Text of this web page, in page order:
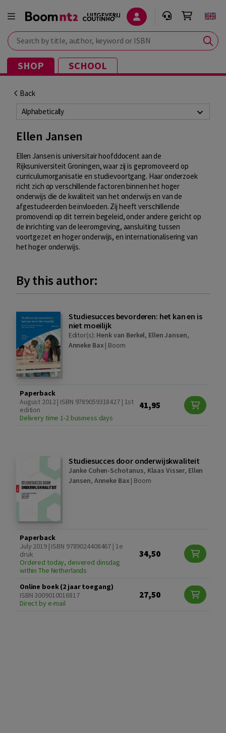
Search by title, author, keyword or ISBN
SHOP SCHOOL
Back
Alphabetically
Ellen Jansen
Ellen Jansen is universitair hoofddocent aan de
Rijksuniversiteit Groningen, waar zij is gepromoveerd op
curriculumorganisatie en studievoortgang. Haar onderzoek
richt zich op verschillende factoren binnen het hoger
onderwijs die de kwaliteit van het onderwijs en van de
afgestudeerden beïnvloeden. Zij heeft verschillende
promovendi op dit terrein begeleid, onder andere gericht op
de inrichting van de leeromgeving, aansluiting tussen
voortgezet en hoger onderwijs, en internationalisering van
het hoger onderwijs.
By this author:
Studiesucces bevorderen: het kan en is
niet moeilijk
Editor(s): Henk van Berkel, Ellen Jansen,
Anneke Bax | Boom
Paperback
August 2012 | ISBN 9789059318427 | 1st
edition
Delivery time 1-2 business days
41,95
Studiesucces door onderwijskwaliteit
Janke Cohen-Schotanus, Klaas Visser, Ellen
Jansen, Anneke Bax | Boom
Paperback
July 2019 | ISBN 9789024408467 | 1e
druk
Ordered today, deivered dinsdag
within The Netherlands
34,50
Online boek (2 jaar toegang)
ISBN 3009010016817
Direct by e-mail
27,50